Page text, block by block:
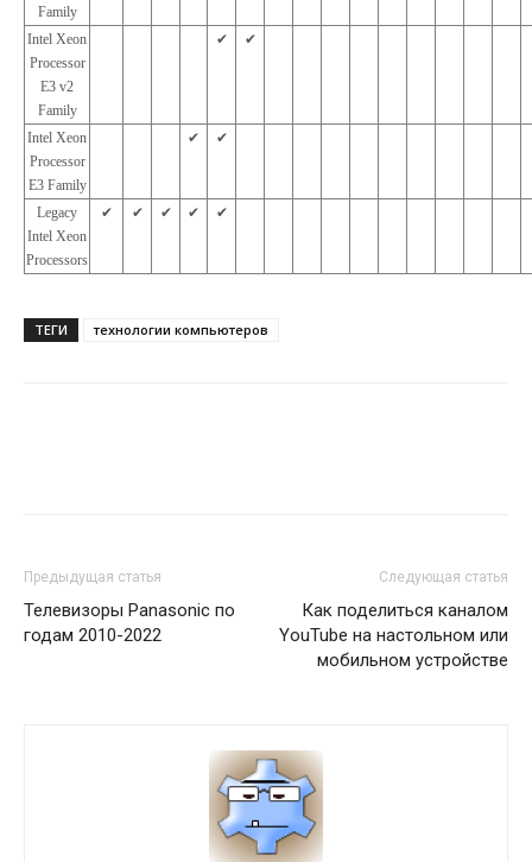
Family
Intel Xeon
Processor
E3 v2
Family
✔︎ ✔︎
Intel Xeon
Processor
E3 Family
✔︎ ✔︎
Legacy
Intel Xeon
Processors
✔︎ ✔︎ ✔︎ ✔︎ ✔︎
ТЕГИ технологии компьютеров
Предыдущая статья
Телевизоры Panasonic по
годам 2010-2022
Следующая статья
Как поделиться каналом
YouTube на настольном или
мобильном устройстве